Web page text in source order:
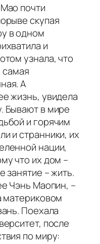
почти
скупая
в одном
и
узнала, что
самая
А
жизнь, увидела
Бывают в мире
и горячим
и странники, их
нации,
что их дом –
занятие – жить.
Чэнь Маопин, –
материковом
Поехала
после
по миру: